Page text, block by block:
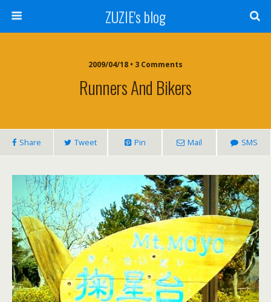
ZUZIE's blog
2009/04/18 • 3 Comments
Runners And Bikers
Share Tweet Pin Mail SMS